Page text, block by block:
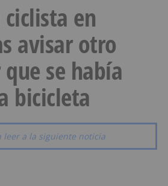
en
avisar otro
se había
bicicleta
leer a la siguiente noticia